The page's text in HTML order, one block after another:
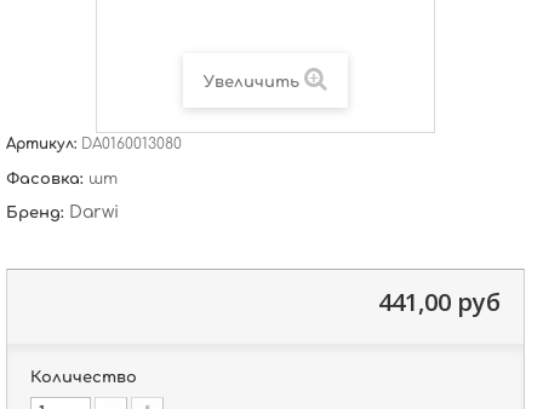
Увеличить
Артикул: DA0160013080
Фасовка: шт
Бренд: Darwi
441,00 руб
Количество